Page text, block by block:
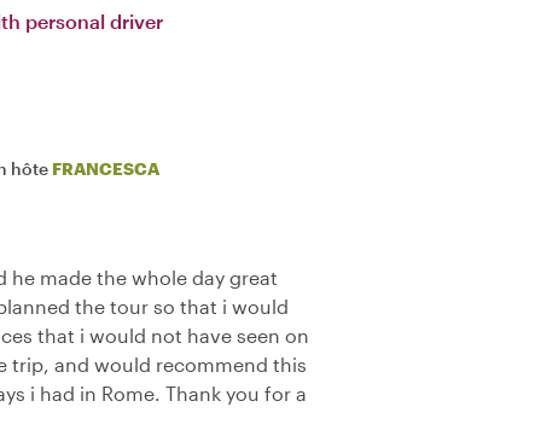
personal driver
hôte FRANCESCA
he made the whole day great
the tour so that i would
that i would not have seen on
trip, and would recommend this
i had in Rome. Thank you for a